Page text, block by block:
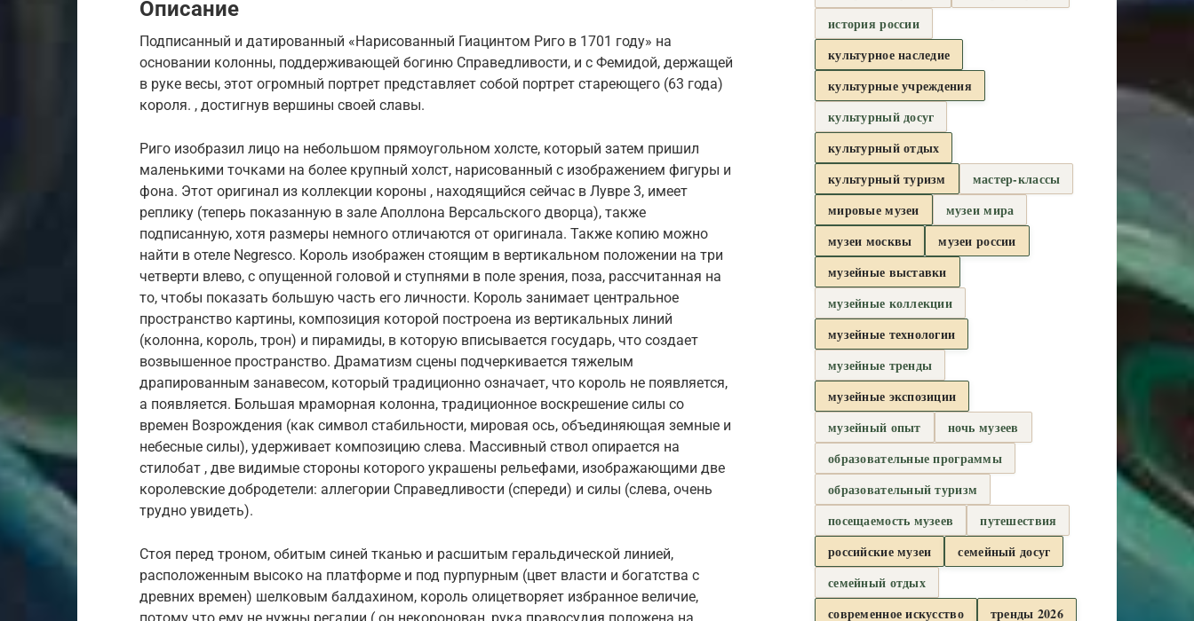
Описание
Подписанный и датированный «Нарисованный Гиацинтом Риго в 1701 году» на
основании колонны, поддерживающей богиню Справедливости, и с Фемидой, держащей
в руке весы, этот огромный портрет представляет собой портрет стареющего (63 года)
короля. , достигнув вершины своей славы.
Риго изобразил лицо на небольшом прямоугольном холсте, который затем пришил
маленькими точками на более крупный холст, нарисованный с изображением фигуры и
фона. Этот оригинал из коллекции короны , находящийся сейчас в Лувре 3, имеет
реплику (теперь показанную в зале Аполлона Версальского дворца), также
подписанную, хотя размеры немного отличаются от оригинала. Также копию можно
найти в отеле Negresco. Король изображен стоящим в вертикальном положении на три
четверти влево, с опущенной головой и ступнями в поле зрения, поза, рассчитанная на
то, чтобы показать большую часть его личности. Король занимает центральное
пространство картины, композиция которой построена из вертикальных линий
(колонна, король, трон) и пирамиды, в которую вписывается государь, что создает
возвышенное пространство. Драматизм сцены подчеркивается тяжелым
драпированным занавесом, который традиционно означает, что король не появляется,
а появляется. Большая мраморная колонна, традиционное воскрешение силы со
времен Возрождения (как символ стабильности, мировая ось, объединяющая земные и
небесные силы), удерживает композицию слева. Массивный ствол опирается на
стилобат , две видимые стороны которого украшены рельефами, изображающими две
королевские добродетели: аллегории Справедливости (спереди) и силы (слева, очень
трудно увидеть).
Стоя перед троном, обитым синей тканью и расшитым геральдической линией,
расположенным высоко на платформе и под пурпурным (цвет власти и богатства с
древних времен) шелковым балдахином, король олицетворяет избранное величие,
история россии
культурное наследие
культурные учреждения
культурный досуг
культурный отдых
культурный туризм
мастер-классы
мировые музеи
музеи мира
музеи москвы
музеи россии
музейные выставки
музейные коллекции
музейные технологии
музейные тренды
музейные экспозиции
музейный опыт
ночь музеев
образовательные программы
образовательный туризм
посещаемость музеев
путешествия
российские музеи
семейный досуг
семейный отдых
современное искусство
тренды 2026